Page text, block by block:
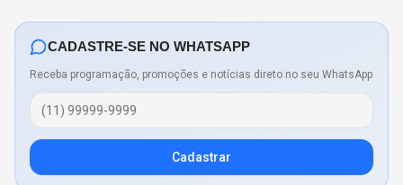
CADASTRE-SE NO WHATSAPP
Receba programação, promoções e notícias direto no seu WhatsApp
Cadastrar